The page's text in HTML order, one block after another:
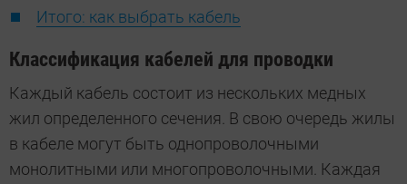
Итого: как выбрать кабель
Классификация кабелей для проводки
Каждый кабель состоит из нескольких медных
жил определенного сечения. В свою очередь жилы
в кабеле могут быть однопроволочными
монолитными или многопроволочными. Каждая